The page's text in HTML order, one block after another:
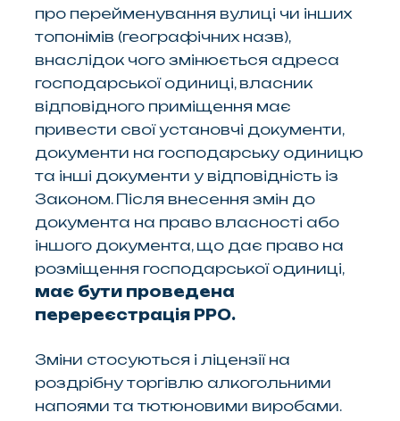
про перейменування вулиці чи інших
топонімів (географічних назв),
внаслідок чого змінюється адреса
господарської одиниці, власник
відповідного приміщення має
привести свої установчі документи,
документи на господарську одиницю
та інші документи у відповідність із
Законом. Після внесення змін до
документа на право власності або
іншого документа, що дає право на
розміщення господарської одиниці,
має бути проведена
перереєстрація РРО.
Зміни стосуються і ліцензії на
роздрібну торгівлю алкогольними
напоями та тютюновими виробами.